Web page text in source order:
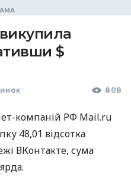
$
808
компаній РФ Mail.ru
48,01 відсотка
ВКонтакте, сума